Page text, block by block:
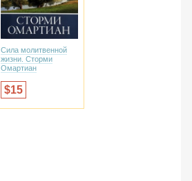
Сила молитвенной
жизни. Сторми
Омартиан
15